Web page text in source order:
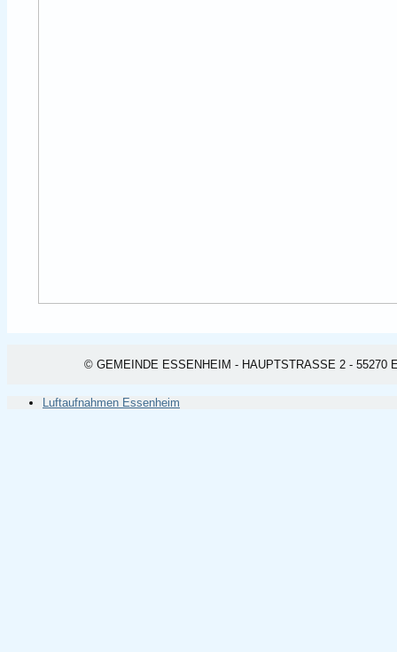
© GEMEINDE ESSENHEIM - HAUPTSTRASSE 2 - 55270
Luftaufnahmen Essenheim